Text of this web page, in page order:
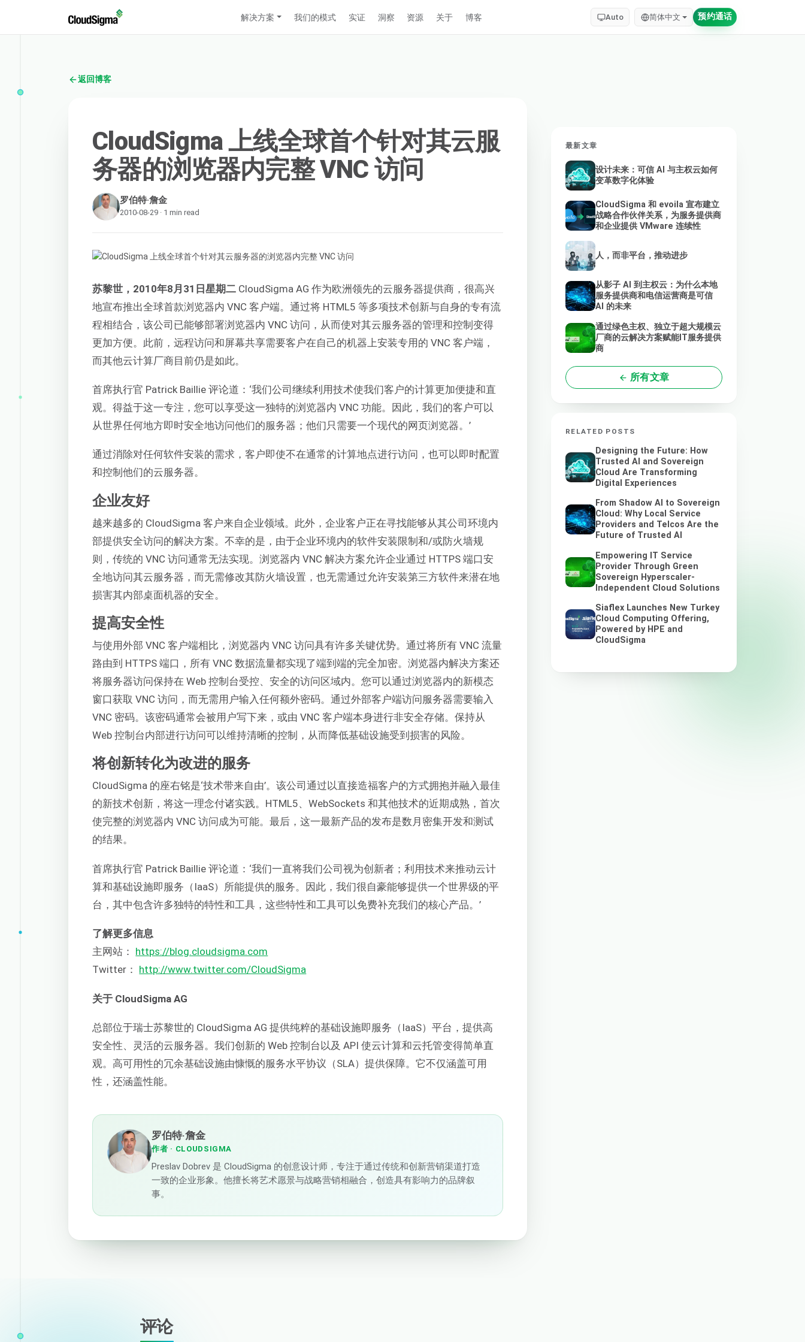
解决方案 我们的模式 实证 洞察 资源 关于 博客 Auto 简体中文 预约通话
返回博客
CloudSigma 上线全球首个针对其云服
务器的浏览器内完整 VNC 访问
罗伯特·詹金
2010-08-29 · 1 min read
苏黎世，2010年8月31日星期二 CloudSigma AG 作为欧洲领先的云服务器提供商，很高兴
地宣布推出全球首款浏览器内 VNC 客户端。通过将 HTML5 等多项技术创新与自身的专有流
程相结合，该公司已能够部署浏览器内 VNC 访问，从而使对其云服务器的管理和控制变得
更加方便。此前，远程访问和屏幕共享需要客户在自己的机器上安装专用的 VNC 客户端，
而其他云计算厂商目前仍是如此。
首席执行官 Patrick Baillie 评论道：‘我们公司继续利用技术使我们客户的计算更加便捷和直
观。得益于这一专注，您可以享受这一独特的浏览器内 VNC 功能。因此，我们的客户可以
从世界任何地方即时安全地访问他们的服务器；他们只需要一个现代的网页浏览器。’
通过消除对任何软件安装的需求，客户即使不在通常的计算地点进行访问，也可以即时配置
和控制他们的云服务器。
企业友好
越来越多的 CloudSigma 客户来自企业领域。此外，企业客户正在寻找能够从其公司环境内
部提供安全访问的解决方案。不幸的是，由于企业环境内的软件安装限制和/或防火墙规
则，传统的 VNC 访问通常无法实现。浏览器内 VNC 解决方案允许企业通过 HTTPS 端口安
全地访问其云服务器，而无需修改其防火墙设置，也无需通过允许安装第三方软件来潜在地
损害其内部桌面机器的安全。
提高安全性
与使用外部 VNC 客户端相比，浏览器内 VNC 访问具有许多关键优势。通过将所有 VNC 流量
路由到 HTTPS 端口，所有 VNC 数据流量都实现了端到端的完全加密。浏览器内解决方案还
将服务器访问保持在 Web 控制台受控、安全的访问区域内。您可以通过浏览器内的新模态
窗口获取 VNC 访问，而无需用户输入任何额外密码。通过外部客户端访问服务器需要输入
VNC 密码。该密码通常会被用户写下来，或由 VNC 客户端本身进行非安全存储。保持从
Web 控制台内部进行访问可以维持清晰的控制，从而降低基础设施受到损害的风险。
将创新转化为改进的服务
CloudSigma 的座右铭是‘技术带来自由’。该公司通过以直接造福客户的方式拥抱并融入最佳
的新技术创新，将这一理念付诸实践。HTML5、WebSockets 和其他技术的近期成熟，首次
使完整的浏览器内 VNC 访问成为可能。最后，这一最新产品的发布是数月密集开发和测试
的结果。
首席执行官 Patrick Baillie 评论道：‘我们一直将我们公司视为创新者；利用技术来推动云计
算和基础设施即服务（IaaS）所能提供的服务。因此，我们很自豪能够提供一个世界级的平
台，其中包含许多独特的特性和工具，这些特性和工具可以免费补充我们的核心产品。’
了解更多信息
主网站： https://blog.cloudsigma.com
Twitter： http://www.twitter.com/CloudSigma
关于 CloudSigma AG
总部位于瑞士苏黎世的 CloudSigma AG 提供纯粹的基础设施即服务（IaaS）平台，提供高
安全性、灵活的云服务器。我们创新的 Web 控制台以及 API 使云计算和云托管变得简单直
观。高可用性的冗余基础设施由慷慨的服务水平协议（SLA）提供保障。它不仅涵盖可用
性，还涵盖性能。
罗伯特·詹金
作者 · CLOUDSIGMA
Preslav Dobrev 是 CloudSigma 的创意设计师，专注于通过传统和创新营销渠道打造
一致的企业形象。他擅长将艺术愿景与战略营销相融合，创造具有影响力的品牌叙
事。
最新文章
设计未来：可信 AI 与主权云如何
变革数字化体验
CloudSigma 和 evoila 宣布建立
战略合作伙伴关系，为服务提供商
和企业提供 VMware 连续性
人，而非平台，推动进步
从影子 AI 到主权云：为什么本地
服务提供商和电信运营商是可信
AI 的未来
通过绿色主权、独立于超大规模云
厂商的云解决方案赋能IT服务提供
商
所有文章
RELATED POSTS
Designing the Future: How
Trusted AI and Sovereign
Cloud Are Transforming
Digital Experiences
From Shadow AI to Sovereign
Cloud: Why Local Service
Providers and Telcos Are the
Future of Trusted AI
Empowering IT Service
Provider Through Green
Sovereign Hyperscaler-
Independent Cloud Solutions
Siaflex Launches New Turkey
Cloud Computing Offering,
Powered by HPE and
CloudSigma
评论